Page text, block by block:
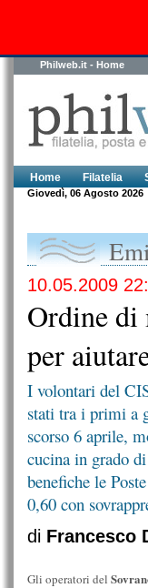
Philweb.it - Home
Home Filatelia
Giovedì, 06 Agosto 2026
10.05.2009
Ordine di
per
I volontari del
stati tra i primi a
scorso 6 aprile,
cucina in grado
benefiche le
0,60 con
di Francesco
Gli operatori del